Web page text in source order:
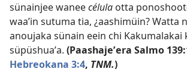
sünainjee waneecélula otta
waaʼin sutuma tia, ¿aashimüin? Watta
anoujaka sünain eein chi Kakumalakai
süpüshuaʼa. (Paashajeʼera Salmo
Hebreokana 3:4, TNM.)